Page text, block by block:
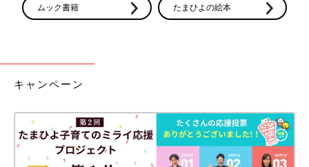
サイズの小さいベビー服やスタイ、靴下などが上手にしまえる、
大きすぎず、深すぎない引き出し収納です。「モノのサイズに合
また、「おむつ」「沐浴」「お着替え」「おでかけ」「おもち
ゃ」の5つのお世話シーンのインデックスシールつきなので、お
世話ごとに必要なものを一つの引き出しにまとめれば、家族との
共有もラクチン。「定位置収納」でどこに何があるかひとめでわ
ムック書籍 たまひよの絵本
キャンペーン